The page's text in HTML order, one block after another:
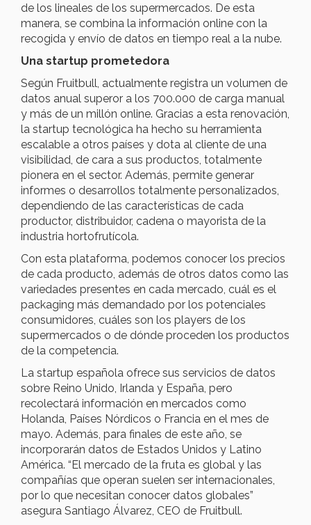
de los lineales de los supermercados. De esta
manera, se combina la información online con la
recogida y envío de datos en tiempo real a la nube.
Una startup prometedora
Según Fruitbull, actualmente registra un volumen de
datos anual superor a los 700.000 de carga manual
y más de un millón online. Gracias a esta renovación,
la startup tecnológica ha hecho su herramienta
escalable a otros países y dota al cliente de una
visibilidad, de cara a sus productos, totalmente
pionera en el sector. Además, permite generar
informes o desarrollos totalmente personalizados,
dependiendo de las características de cada
productor, distribuidor, cadena o mayorista de la
industria hortofrutícola.
Con esta plataforma, podemos conocer los precios
de cada producto, además de otros datos como las
variedades presentes en cada mercado, cuál es el
packaging más demandado por los potenciales
consumidores, cuáles son los players de los
supermercados o de dónde proceden los productos
de la competencia.
La startup española ofrece sus servicios de datos
sobre Reino Unido, Irlanda y España, pero
recolectará información en mercados como
Holanda, Países Nórdicos o Francia en el mes de
mayo. Además, para finales de este año, se
incorporarán datos de Estados Unidos y Latino
América. “El mercado de la fruta es global y las
compañías que operan suelen ser internacionales,
por lo que necesitan conocer datos globales”
asegura Santiago Álvarez, CEO de Fruitbull.